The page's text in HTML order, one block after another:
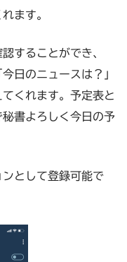
ます。
することができ、
日のニュースは？」
くれます。予定表と
書よろしく今日の予
として登録可能で